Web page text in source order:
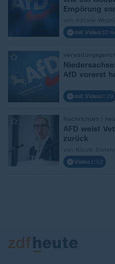
Empörung
mit Video
AfD vorerst
mit Video0:29
Nachrichten |
AFD weist
zurück
Video 1:52